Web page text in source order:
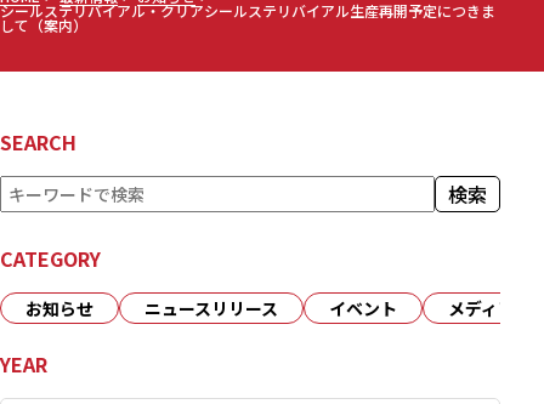
シールステリバイアル・クリアシールステリバイアル生産再開予定につきま
して（案内）
SEARCH
検
索 検索
CATEGORY
お知らせ ニュースリリース イベント メディア
YEAR